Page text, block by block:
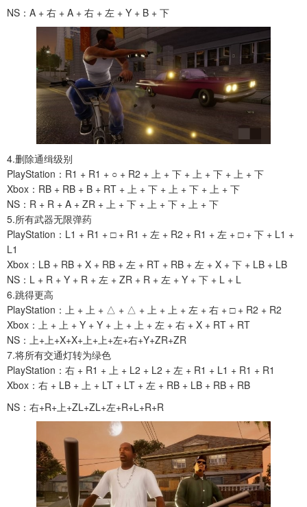
NS：A + 右 + A + 右 + 左 + Y + B + 下
4.删除通缉级别
PlayStation：R1 + R1 + ○ + R2 + 上 + 下 + 上 + 下 + 上 + 下
Xbox：RB + RB + B + RT + 上 + 下 + 上 + 下 + 上 + 下
NS：R + R + A + ZR + 上 + 下 + 上 + 下 + 上 + 下
5.所有武器无限弹药
PlayStation：L1 + R1 + □ + R1 + 左 + R2 + R1 + 左 + □ + 下 + L1 +
L1
Xbox：LB + RB + X + RB + 左 + RT + RB + 左 + X + 下 + LB + LB
NS：L + R + Y + R + 左 + ZR + R + 左 + Y + 下 + L + L
6.跳得更高
PlayStation：上 + 上 + △ + △ + 上 + 上 + 左 + 右 + □ + R2 + R2
Xbox：上 + 上 + Y + Y + 上 + 上 + 左 + 右 + X + RT + RT
NS：上+上+X+X+上+上+左+右+Y+ZR+ZR
7.将所有交通灯转为绿色
PlayStation：右 + R1 + 上 + L2 + L2 + 左 + R1 + L1 + R1 + R1
Xbox：右 + LB + 上 + LT + LT + 左 + RB + LB + RB + RB
NS：右+R+上+ZL+ZL+左+R+L+R+R